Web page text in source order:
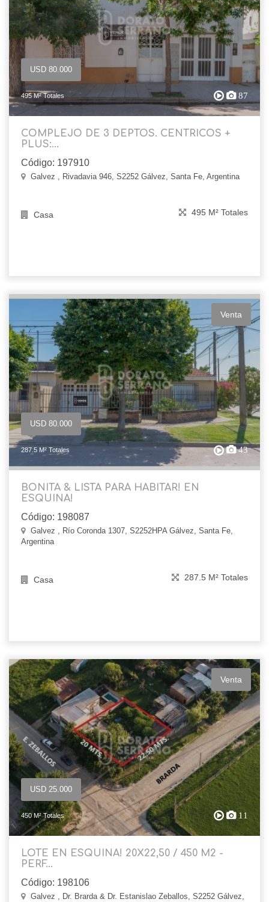
USD 80.000
495 M² Totales 87
COMPLEJO DE 3 DEPTOS. CENTRICOS +
PLUS:...
Código: 197910
Galvez , Rivadavia 946, S2252 Gálvez, Santa Fe, Argentina
Casa 495 M² Totales
Venta
USD 80.000
287.5 M² Totales 43
BONITA & LISTA PARA HABITAR! EN
ESQUINA!
Código: 198087
Galvez , Río Coronda 1307, S2252HPA Gálvez, Santa Fe,
Argentina
Casa 287.5 M² Totales
Venta
USD 25.000
450 M² Totales 11
LOTE EN ESQUINA! 20X22,50 / 450 M2 -
PERF...
Código: 198106
Galvez , Dr. Brarda & Dr. Estanislao Zeballos, S2252 Gálvez,